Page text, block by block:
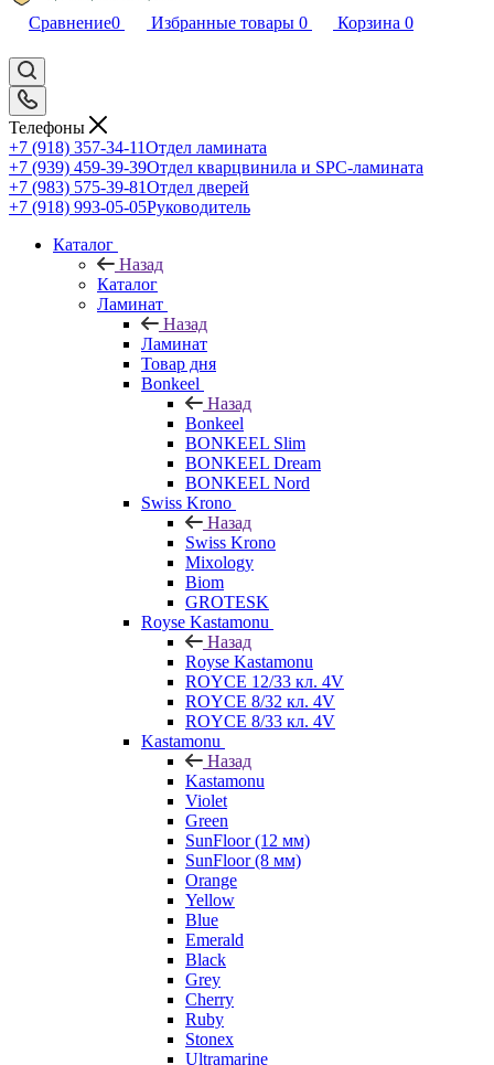
Сравнение0 Избранные товары 0 Корзина 0
Телефоны
+7 (918) 357-34-11Отдел ламината
+7 (939) 459-39-39Отдел кварцвинила и SPC-ламината
+7 (983) 575-39-81Отдел дверей
+7 (918) 993-05-05Руководитель
Каталог
Назад
Каталог
Ламинат
Назад
Ламинат
Товар дня
Bonkeel
Назад
Bonkeel
BONKEEL Slim
BONKEEL Dream
BONKEEL Nord
Swiss Krono
Назад
Swiss Krono
Mixology
Biom
GROTESK
Royse Kastamonu
Назад
Royse Kastamonu
ROYCE 12/33 кл. 4V
ROYCE 8/32 кл. 4V
ROYCE 8/33 кл. 4V
Kastamonu
Назад
Kastamonu
Violet
Green
SunFloor (12 мм)
SunFloor (8 мм)
Orange
Yellow
Blue
Emerald
Black
Grey
Cherry
Ruby
Stonex
Ultramarine